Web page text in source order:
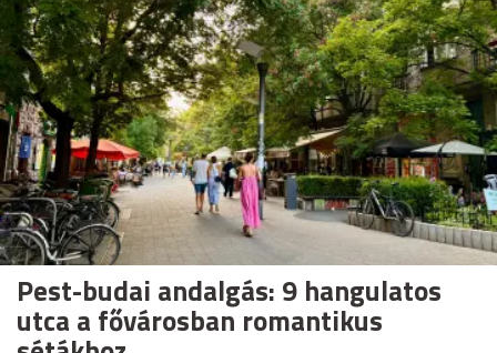
Pest-budai andalgás: 9 hangulatos
utca a fővárosban romantikus